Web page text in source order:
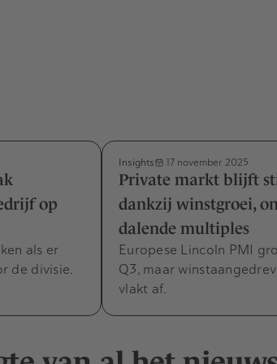
op
als er
de divisie.
Insights 17 november 2025
Private markt blijft
dankzij winstgroei,
dalende multiples
Europese Lincoln PMI
Q3, maar
vlakt af.